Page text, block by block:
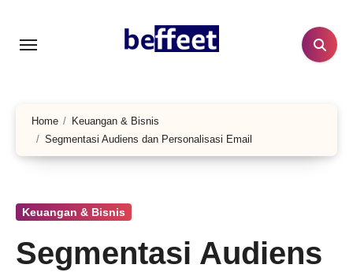
konten
Home
Keuangan & Bisnis
Segmentasi Audiens dan Personalisasi Email
Keuangan & Bisnis
Segmentasi Audiens